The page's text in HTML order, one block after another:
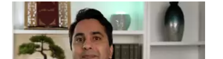
ایمسی ایسا ایمسی را پسر خدا میخانه فرشته خداون
آیه 17 دیدیم که آسمان باز میشه و خود خداون میگه که
ایسا ایمسی اینست پسر عزیز من که از او خوش هستم
پس من از سوال خودت فرار نمیکدم فقط می‌خوستم